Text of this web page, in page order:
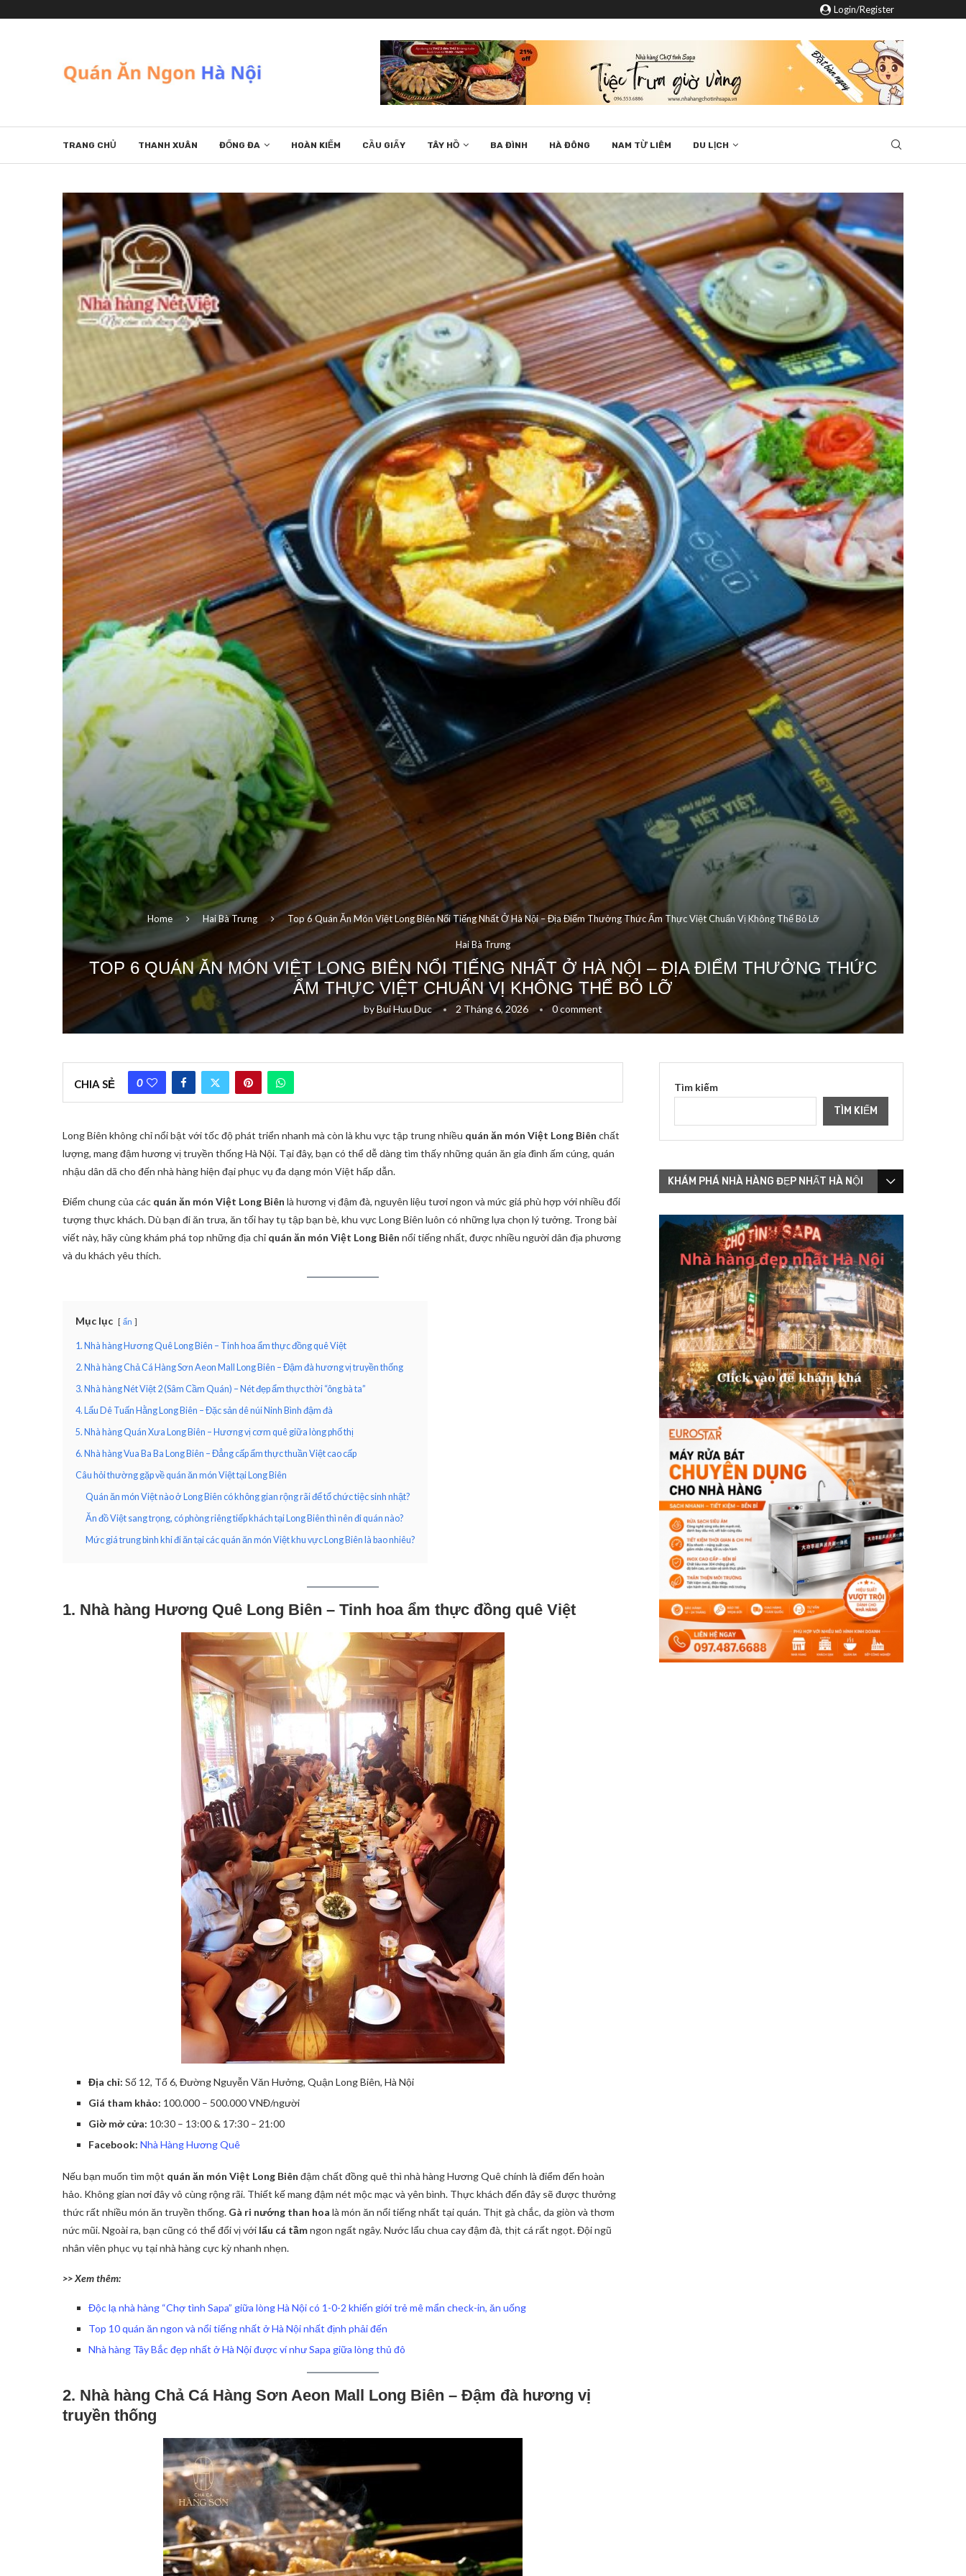
Login/Register
TRANG CHỦ THANH XUÂN ĐỐNG ĐA HOÀN KIẾM CẦU GIẤY TÂY HỒ BA ĐÌNH HÀ ĐÔNG NAM TỪ LIÊM DU LỊCH
Home Hai Bà Trưng Top 6 Quán Ăn Món Việt Long Biên Nổi Tiếng Nhất Ở Hà Nội – Địa Điểm Thưởng Thức Ẩm Thực Việt Chuẩn Vị Không Thể Bỏ Lỡ
Hai Bà Trưng
TOP 6 QUÁN ĂN MÓN VIỆT LONG BIÊN NỔI TIẾNG NHẤT Ở HÀ NỘI – ĐỊA ĐIỂM THƯỞNG THỨC
ẨM THỰC VIỆT CHUẨN VỊ KHÔNG THỂ BỎ LỠ
byBui Huu Duc 2 Tháng 6, 2026 0 comment
CHIA SẺ 0
Long Biên không chỉ nổi bật với tốc độ phát triển nhanh mà còn là khu vực tập trung nhiều quán ăn món Việt Long Biên chất
lượng, mang đậm hương vị truyền thống Hà Nội. Tại đây, bạn có thể dễ dàng tìm thấy những quán ăn gia đình ấm cúng, quán
nhậu dân dã cho đến nhà hàng hiện đại phục vụ đa dạng món Việt hấp dẫn.
Điểm chung của các quán ăn món Việt Long Biên là hương vị đậm đà, nguyên liệu tươi ngon và mức giá phù hợp với nhiều đối
tượng thực khách. Dù bạn đi ăn trưa, ăn tối hay tụ tập bạn bè, khu vực Long Biên luôn có những lựa chọn lý tưởng. Trong bài
viết này, hãy cùng khám phá top những địa chỉ quán ăn món Việt Long Biên nổi tiếng nhất, được nhiều người dân địa phương
và du khách yêu thích.
Mục lục ẩn
1. Nhà hàng Hương Quê Long Biên – Tinh hoa ẩm thực đồng quê Việt
2. Nhà hàng Chả Cá Hàng Sơn Aeon Mall Long Biên – Đậm đà hương vị truyền thống
3. Nhà hàng Nét Việt 2 (Sâm Cầm Quán) – Nét đẹp ẩm thực thời “ông bà ta”
4. Lẩu Dê Tuấn Hằng Long Biên – Đặc sản dê núi Ninh Bình đậm đà
5. Nhà hàng Quán Xưa Long Biên – Hương vị cơm quê giữa lòng phố thị
6. Nhà hàng Vua Ba Ba Long Biên – Đẳng cấp ẩm thực thuần Việt cao cấp
Câu hỏi thường gặp về quán ăn món Việt tại Long Biên
Quán ăn món Việt nào ở Long Biên có không gian rộng rãi để tổ chức tiệc sinh nhật?
Ăn đồ Việt sang trọng, có phòng riêng tiếp khách tại Long Biên thì nên đi quán nào?
Mức giá trung bình khi đi ăn tại các quán ăn món Việt khu vực Long Biên là bao nhiêu?
1. Nhà hàng Hương Quê Long Biên – Tinh hoa ẩm thực đồng quê Việt
Địa chỉ: Số 12, Tổ 6, Đường Nguyễn Văn Hưởng, Quận Long Biên, Hà Nội
Giá tham khảo: 100.000 – 500.000 VNĐ/người
Giờ mở cửa: 10:30 – 13:00 & 17:30 – 21:00
Facebook: Nhà Hàng Hương Quê
Nếu bạn muốn tìm một quán ăn món Việt Long Biên đậm chất đồng quê thì nhà hàng Hương Quê chính là điểm đến hoàn
hảo. Không gian nơi đây vô cùng rộng rãi. Thiết kế mang đậm nét mộc mạc và yên bình. Thực khách đến đây sẽ được thưởng
thức rất nhiều món ăn truyền thống. Gà ri nướng than hoa là món ăn nổi tiếng nhất tại quán. Thịt gà chắc, da giòn và thơm
nức mũi. Ngoài ra, bạn cũng có thể đổi vị với lẩu cá tầmngon ngất ngây. Nước lẩu chua cay đậm đà, thịt cá rất ngọt. Đội ngũ
nhân viên phục vụ tại nhà hàng cực kỳ nhanh nhẹn.
>> Xem thêm:
Độc lạ nhà hàng “Chợ tình Sapa” giữa lòng Hà Nội có 1-0-2 khiến giới trẻ mê mẩn check-in, ăn uống
Top 10 quán ăn ngon và nổi tiếng nhất ở Hà Nội nhất định phải đến
Nhà hàng Tây Bắc đẹp nhất ở Hà Nội được ví như Sapa giữa lòng thủ đô
2. Nhà hàng Chả Cá Hàng Sơn Aeon Mall Long Biên – Đậm đà hương vị
truyền thống
Tìm kiếm
TÌM KIẾM
KHÁM PHÁ NHÀ HÀNG ĐẸP NHẤT HÀ NỘI